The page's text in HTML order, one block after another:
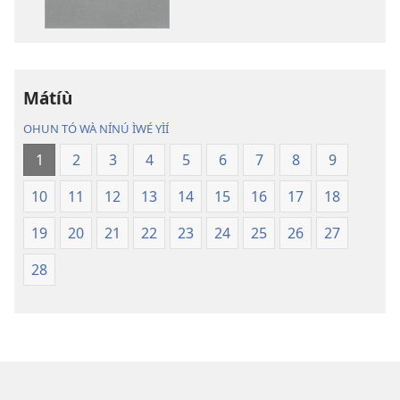
A
Tún
Ṣe
Lọ́dún
A
Tún
Ṣe
Lọ́dún
Mátíù
OHUN TÓ WÀ NÍNÚ ÌWÉ YÌÍ
1 2 3 4 5 6 7 8
9
10
11 12 13 14 15 16 17
18
19
20 21 22 23 24 25 26
27
28